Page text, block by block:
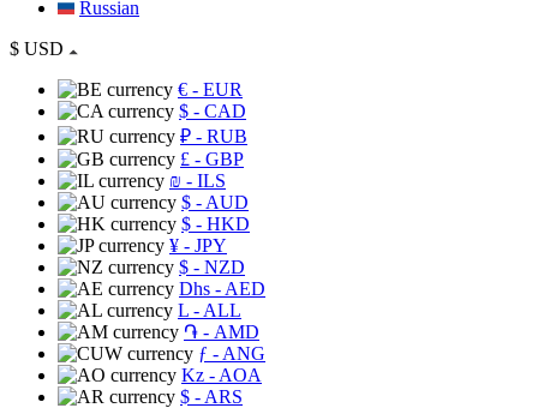
Russian
$ USD
€ - EUR
$ - CAD
₽ - RUB
£ - GBP
₪ - ILS
$ - AUD
$ - HKD
¥ - JPY
$ - NZD
Dhs - AED
L - ALL
֏ - AMD
ƒ - ANG
Kz - AOA
$ - ARS